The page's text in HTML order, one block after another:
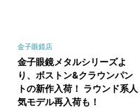
金子眼鏡店
金子眼鏡メタルシリーズよ
り、ボストン&クラウンパン
トの新作入荷！ ラウンド系人
気モデル再入荷も！